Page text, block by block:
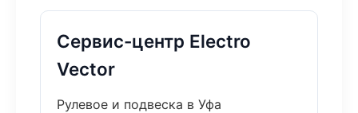
Сервис-центр Electro
Vector
Рулевое и подвеска в Уфа